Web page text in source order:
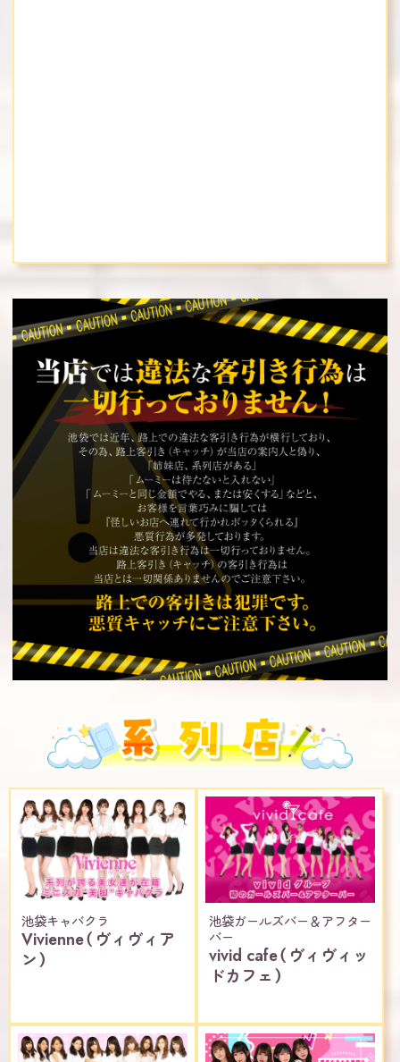
池袋キャバクラ
Vivienne（ヴィヴィア
ン）
池袋ガールズバー＆アフター
バー
vivid cafe（ヴィヴィッ
ドカフェ）